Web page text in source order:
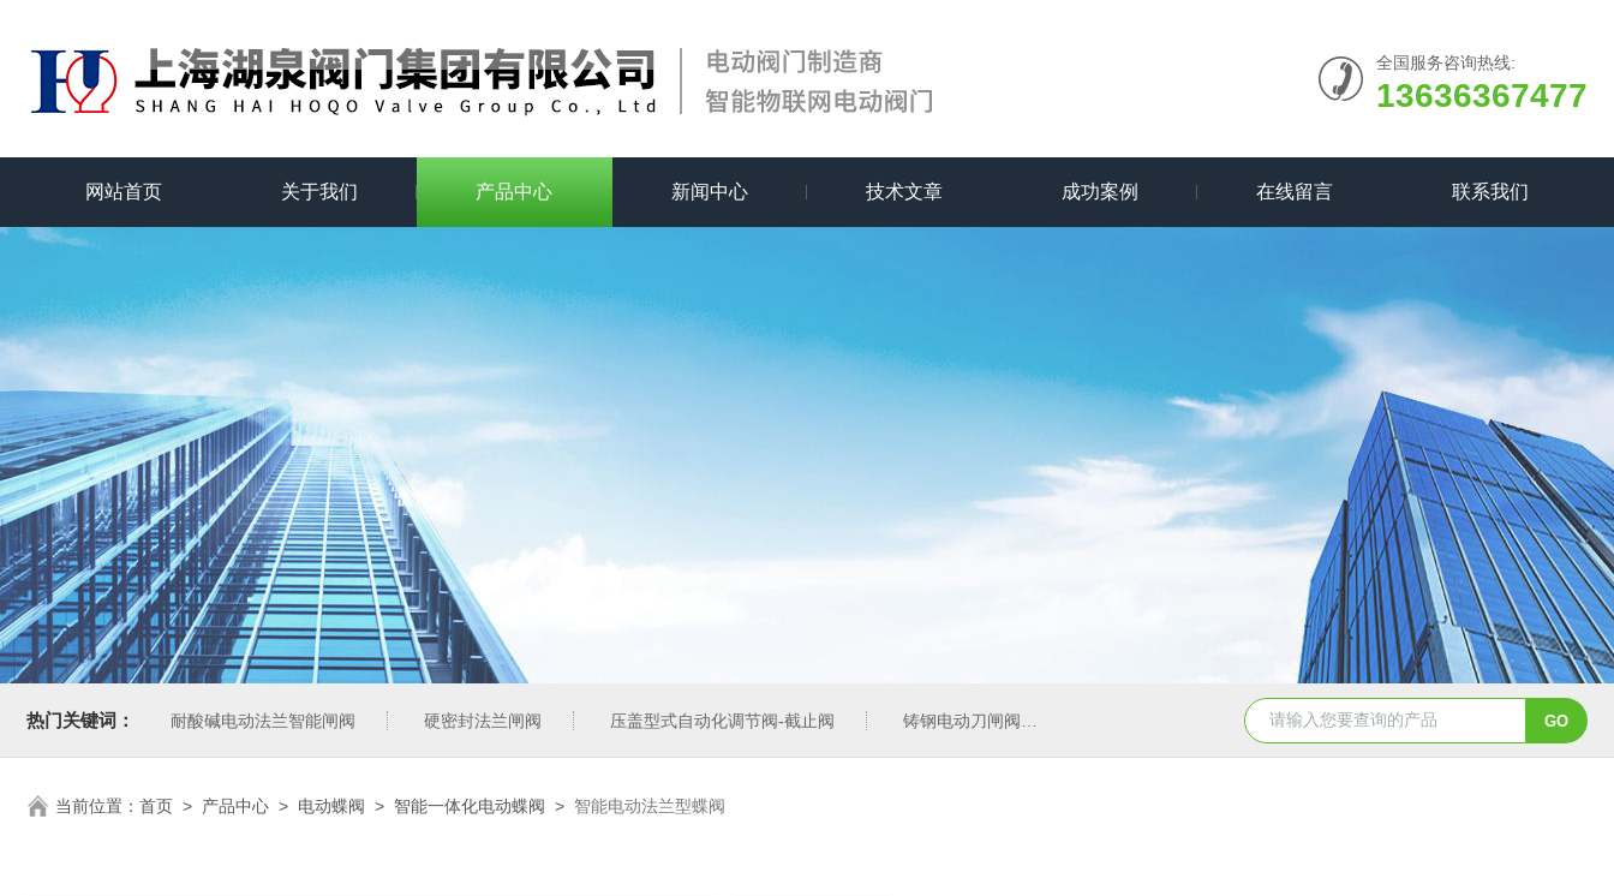
全国服务咨询热线:
13636367477
网站首页 关于我们 产品中心 新闻中心 技术文章 成功案例 在线留言 联系我们
热门关键词： 耐酸碱电动法兰智能闸阀 硬密封法兰闸阀 压盖型式自动化调节阀-截止阀 铸钢电动刀闸阀 造纸行业电动刀闸阀选型 dn200湖泉电动截止阀 一
当前位置： 首页 > 产品中心 > 电动蝶阀 > 智能一体化电动蝶阀 > 智能电动法兰型蝶阀